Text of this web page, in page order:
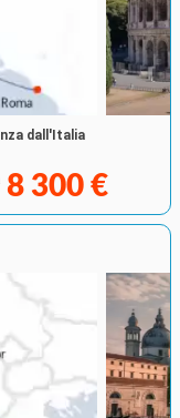
dall'Italia
8 300 €